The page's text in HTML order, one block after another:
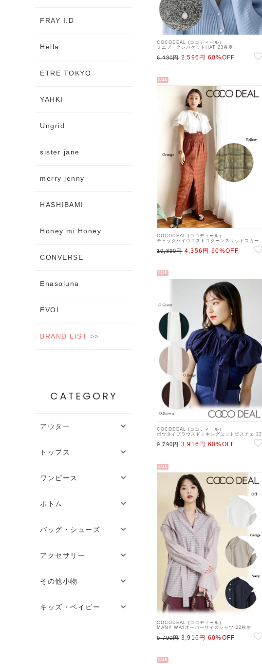
COCODEAL (ココディール）
ミニブークレバケットHAT 23春夏
6,490円 2,596円 60%OFF
SALE
COCODEAL (ココディール）
チェックハイウエストコクーンスリットスカー
ト 22秋冬【72517501】タイトスカート 22ws
10,890円 4,356円 60%OFF
SALE
COCODEAL (ココディール）
ボウタイブラウスドッキングニットビスチェ 22
9,790円 3,916円 60%OFF
SALE
COCODEAL (ココディール）
MANY WAYオーバーサイズシャツ 22秋冬
9,790円 3,916円 60%OFF
SALE
FRAY I.D
Hella
ETRE TOKYO
YAHKI
Ungrid
sister jane
merry jenny
HASHIBAMI
Honey mi Honey
CONVERSE
Enasoluna
EVOL
BRAND LIST >>
CATEGORY
アウター
トップス
ワンピース
ボトム
バッグ・シューズ
アクセサリー
その他小物
キッズ・ベイビー